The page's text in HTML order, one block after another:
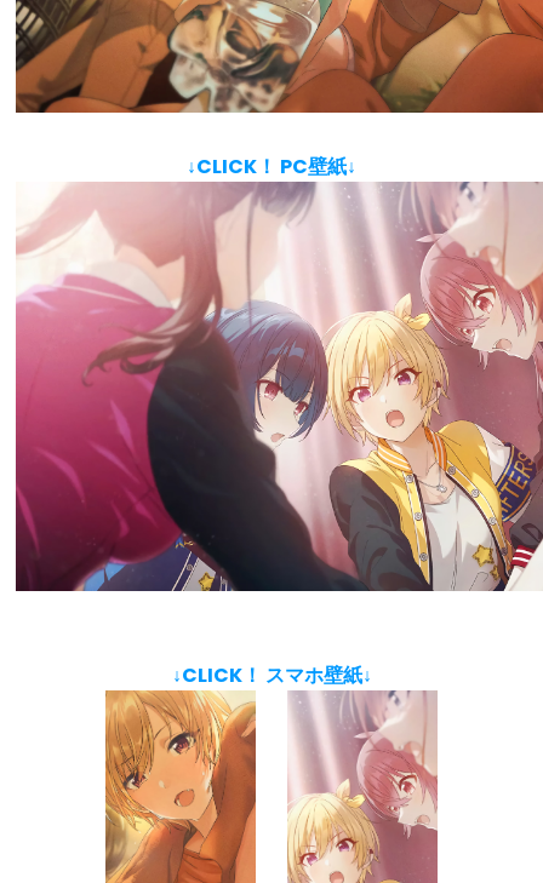
↓CLICK！ PC壁紙↓
↓CLICK！ スマホ壁紙↓